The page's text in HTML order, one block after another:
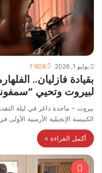
يوليو 1, 2026 1٬609
بقيادة فازليان..
لبيروت وتحيي
بيروت – ماجدة داغر في ليلة
الكنيسة الإنجيلية الأرمنية
أكمل القراءة »